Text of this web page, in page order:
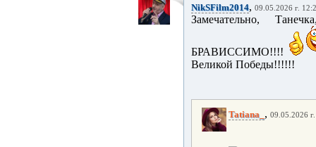
NikSFilm2014, 09.05.2026 г.
Замечательно,
БРАВИССИМО!!!!
Великой Победы!!!!!!
Tatiana_ , 09.05.2026